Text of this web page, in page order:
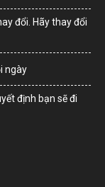
đổi. Hãy thay đổi
ngày
định bạn sẽ đi